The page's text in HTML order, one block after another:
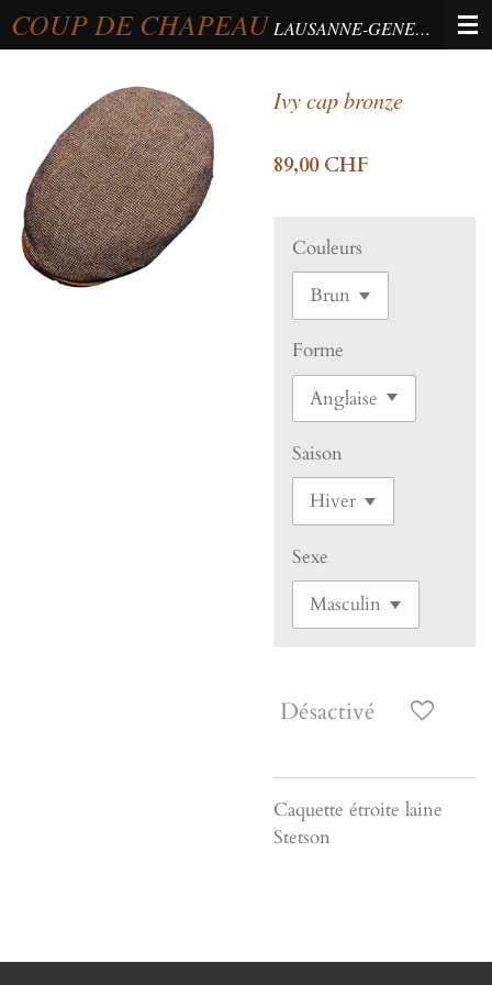
Passer
au
principal
COUP DE CHAPEAU LAUSANNE-GENEVA-BERNE
Ivy cap bronze
89,00 CHF
Couleurs
Forme
Saison
Sexe
Désactivé
Caquette étroite laine
Stetson